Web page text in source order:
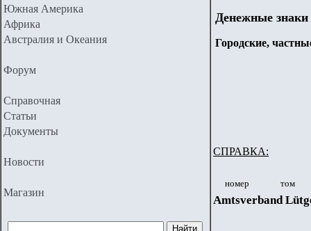
Южная Америка
Африка
Австралия и Океания
Форум
Справочная
Статьи
Документы
Новости
Магазин
Денежные знаки
Городские,
СПРАВКА:
номер том
Amtsverband